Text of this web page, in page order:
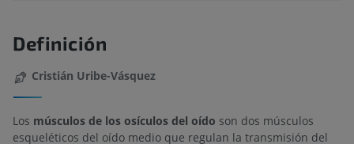
Definición
Cristián Uribe-Vásquez
Los músculos de los osículos del oído son dos músculos
esqueléticos del oído medio que regulan la transmisión del